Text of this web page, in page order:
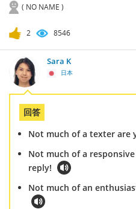
( NO NAME )
2 8546
Sara K
日本
回答
Not much of a texter are
Not much of a
reply!
Not much of an